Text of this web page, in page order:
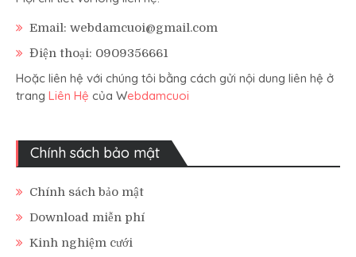
Email: webdamcuoi@gmail.com
Điện thoại: 0909356661
Hoặc liên hệ với chúng tôi bằng cách gửi nội dung liên hệ ở
trang Liên Hệ của Webdamcuoi
Chính sách bảo mật
Chính sách bảo mật
Download miễn phí
Kinh nghiệm cưới